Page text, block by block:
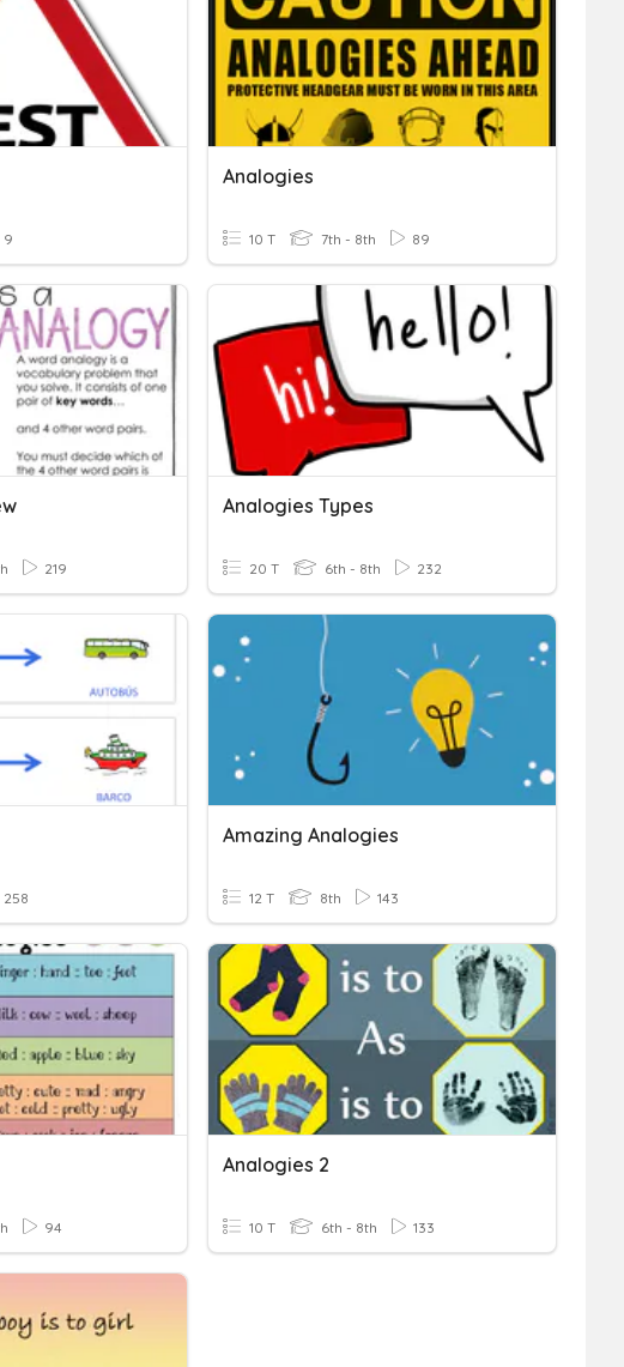
9
Analogies
10 T 7th - 8th 89
219
Analogies Types
20 T 6th - 8th 232
258
Amazing Analogies
12 T 8th 143
94
Analogies 2
10 T 6th - 8th 133